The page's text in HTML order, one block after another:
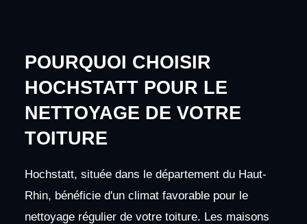
POURQUOI CHOISIR
HOCHSTATT POUR LE
NETTOYAGE DE VOTRE
TOITURE
Hochstatt, située dans le département du Haut-
Rhin, bénéficie d'un climat favorable pour le
nettoyage régulier de votre toiture. Les maisons